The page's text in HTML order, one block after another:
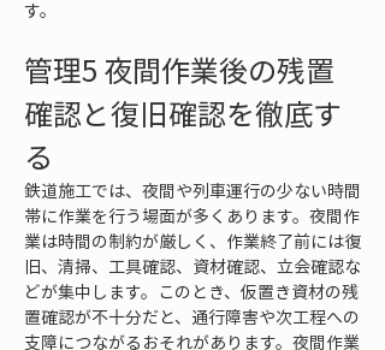
す。
管理5 夜間作業後の残置
確認と復旧確認を徹底す
る
鉄道施工では、夜間や列車運行の少ない時間
帯に作業を行う場面が多くあります。夜間作
業は時間の制約が厳しく、作業終了前には復
旧、清掃、工具確認、資材確認、立会確認な
どが集中します。このとき、仮置き資材の残
置確認が不十分だと、通行障害や次工程への
支障につながるおそれがあります。夜間作業